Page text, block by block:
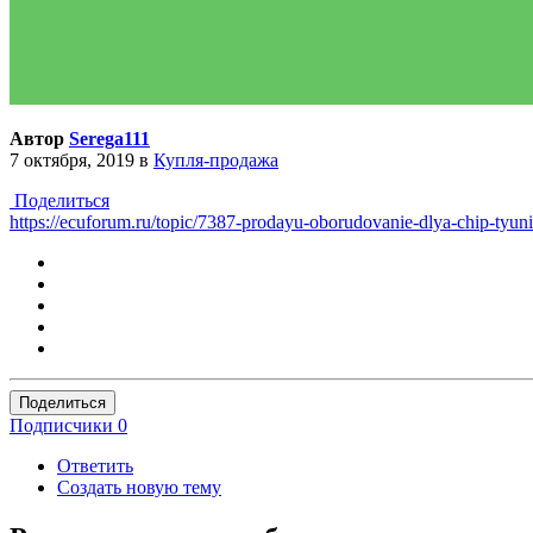
Автор Serega111
7 октября, 2019 в Купля-продажа
Поделиться
https://ecuforum.ru/topic/7387-prodayu-oborudovanie-dlya-chip-
Поделиться
Подписчики 0
Ответить
Создать новую тему